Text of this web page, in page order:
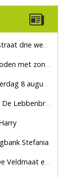
doorgaand verkeer
zon en droog
Haaksbergen
Stefania
en De Pas